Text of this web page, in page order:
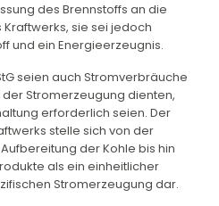
des Brennstoffs an die
sie sei jedoch
und ein Energieerzeugnis.
seien auch Stromverbräuche
Stromerzeugung dienten,
erforderlich seien. Der
stelle sich von der
der Kohle bis hin
als ein einheitlicher
Stromerzeugung dar.